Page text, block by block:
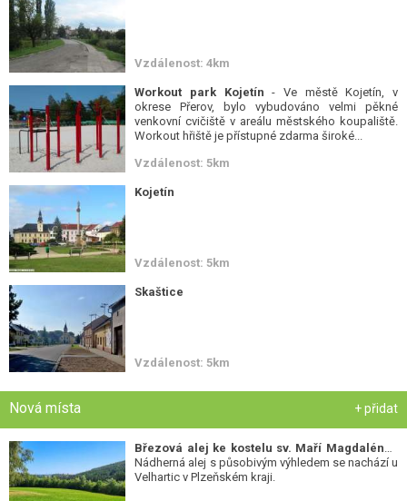
Vzdálenost: 4km
Workout park Kojetín - Ve městě Kojetín, v
okrese Přerov, bylo vybudováno velmi pěkné
venkovní cvičiště v areálu městského koupaliště.
Workout hřiště je přístupné zdarma široké...
Vzdálenost: 5km
Kojetín
Vzdálenost: 5km
Skaštice
Vzdálenost: 5km
Nová místa + přidat
Březová alej ke kostelu sv. Maří Magdalény-
Nádherná alej s působivým výhledem se nachází u
Velhartic v Plzeňském kraji.